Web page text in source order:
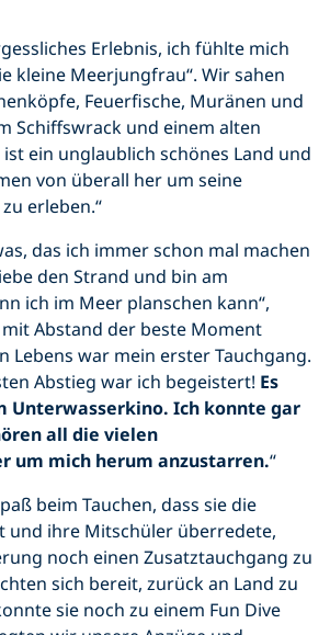
Erlebnis, ich fühlte mich
kleine Meerjungfrau“. Wir sahen
Feuerfische, Muränen und
Schiffswrack und einem alten
ist ein unglaublich schönes Land und
von überall her um seine
erleben.“
das ich immer schon mal machen
den Strand und bin am
ich im Meer planschen kann“,
mit Abstand der beste Moment
Lebens war mein erster Tauchgang.
Abstieg war ich begeistert! Es
Unterwasserkino. Ich konnte gar
all die vielen
um mich herum anzustarren.“
beim Tauchen, dass sie die
und ihre Mitschüler überredete,
noch einen Zusatztauchgang zu
sich bereit, zurück an Land zu
sie noch zu einem Fun Dive